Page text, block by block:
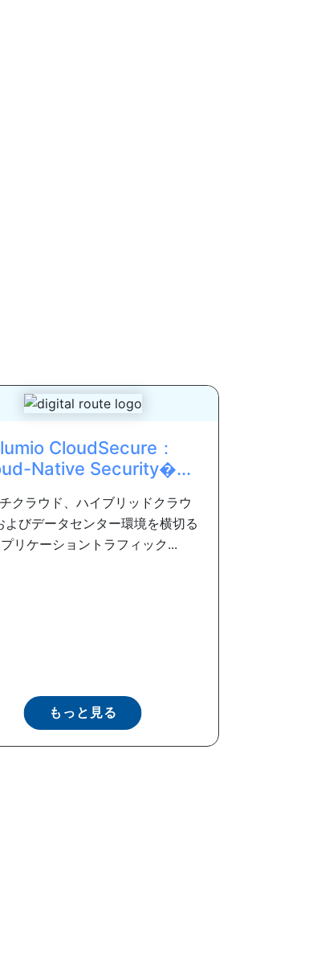
CloudSecure：
Native Security�...
クラウド、ハイブリッドクラウ
よびデータセンター環境を横切る
リケーショントラフィック...
もっと見る